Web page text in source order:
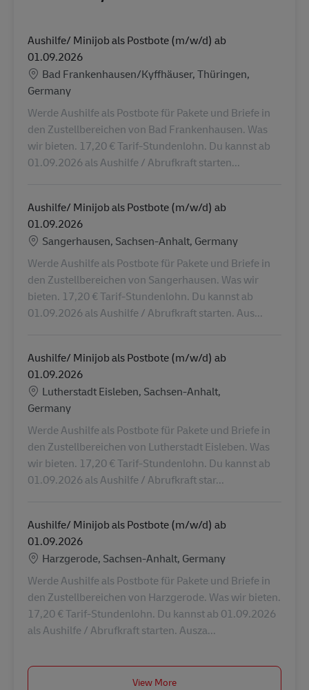
Aushilfe/ Minijob als Postbote (m/w/d) ab
01.09.2026
Konum
Bad Frankenhausen/Kyffhäuser, Thüringen,
Germany
Werde Aushilfe als Postbote für Pakete und Briefe in
den Zustellbereichen von Bad Frankenhausen. Was
wir bieten. 17,20 € Tarif-Stundenlohn. Du kannst ab
01.09.2026 als Aushilfe / Abrufkraft starten...
Aushilfe/ Minijob als Postbote (m/w/d) ab
01.09.2026
Konum
Sangerhausen, Sachsen-Anhalt, Germany
Werde Aushilfe als Postbote für Pakete und Briefe in
den Zustellbereichen von Sangerhausen. Was wir
bieten. 17,20 € Tarif-Stundenlohn. Du kannst ab
01.09.2026 als Aushilfe / Abrufkraft starten. Aus...
Aushilfe/ Minijob als Postbote (m/w/d) ab
01.09.2026
Konum
Lutherstadt Eisleben, Sachsen-Anhalt,
Germany
Werde Aushilfe als Postbote für Pakete und Briefe in
den Zustellbereichen von Lutherstadt Eisleben. Was
wir bieten. 17,20 € Tarif-Stundenlohn. Du kannst ab
01.09.2026 als Aushilfe / Abrufkraft star...
Aushilfe/ Minijob als Postbote (m/w/d) ab
01.09.2026
Konum
Harzgerode, Sachsen-Anhalt, Germany
Werde Aushilfe als Postbote für Pakete und Briefe in
den Zustellbereichen von Harzgerode. Was wir bieten.
17,20 € Tarif-Stundenlohn. Du kannst ab 01.09.2026
als Aushilfe / Abrufkraft starten. Ausza...
View More